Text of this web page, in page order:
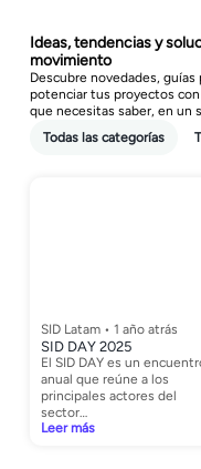
Ideas, tendencias y
movimiento
Descubre novedades,
potenciar tus proyectos
que necesitas saber, en un
Todas las categorías
SID Latam • 1 año atrás
SID DAY 2025
El SID DAY es un
anual que reúne a los
principales actores del
sector…
Leer más